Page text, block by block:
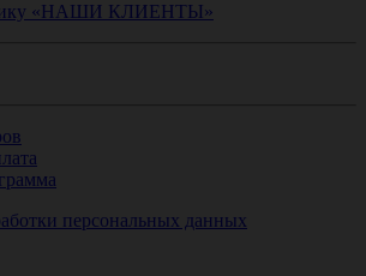
«НАШИ КЛИЕНТЫ»
персональных данных